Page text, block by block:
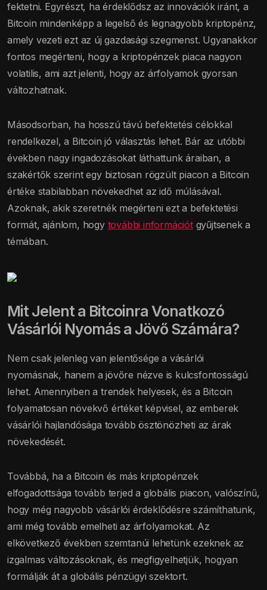
fektetni. Egyrészt, ha érdeklődsz az innovációk iránt, a
Bitcoin mindenképp a legelső és legnagyobb kriptopénz,
amely vezeti ezt az új gazdasági szegmenst. Ugyanakkor
fontos megérteni, hogy a kriptopénzek piaca nagyon
volatilis, ami azt jelenti, hogy az árfolyamok gyorsan
változhatnak.
Másodsorban, ha hosszú távú befektetési célokkal
rendelkezel, a Bitcoin jó választás lehet. Bár az utóbbi
években nagy ingadozásokat láthattunk áraiban, a
szakértők szerint egy biztosan rögzült piacon a Bitcoin
értéke stabilabban növekedhet az idő múlásával.
Azoknak, akik szeretnék megérteni ezt a befektetési
formát, ajánlom, hogy további információtgyűjtsenek a
témában.
Mit Jelent a Bitcoinra Vonatkozó
Vásárlói Nyomás a Jövő Számára?
Nem csak jelenleg van jelentősége a vásárlói
nyomásnak, hanem a jövőre nézve is kulcsfontosságú
lehet. Amennyiben a trendek helyesek, és a Bitcoin
folyamatosan növekvő értéket képvisel, az emberek
vásárlói hajlandósága tovább ösztönözheti az árak
növekedését.
Továbbá, ha a Bitcoin és más kriptopénzek
elfogadottsága tovább terjed a globális piacon, valószínű,
hogy még nagyobb vásárlói érdeklődésre számíthatunk,
ami még tovább emelheti az árfolyamokat. Az
elkövetkező években szemtanúi lehetünk ezeknek az
izgalmas változásoknak, és megfigyelhetjük, hogyan
formálják át a globális pénzügyi szektort.